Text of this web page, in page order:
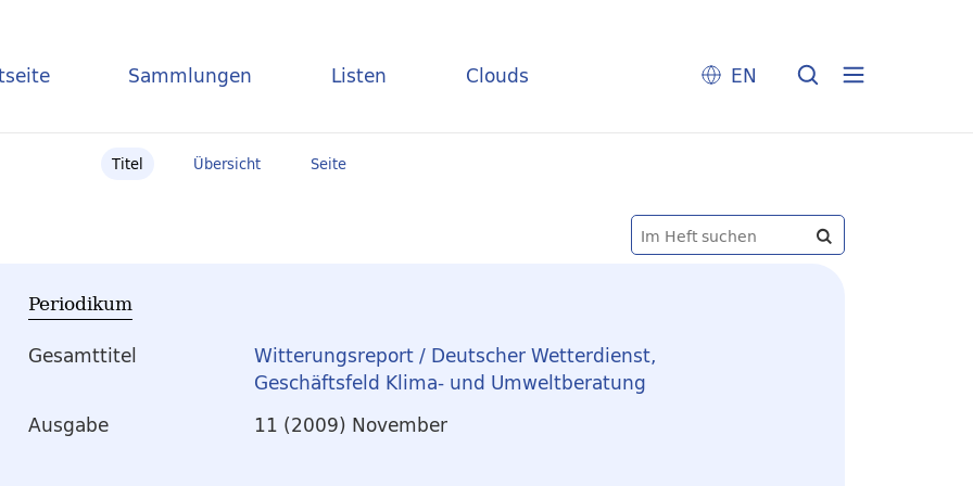
Sammlungen Listen Clouds EN
Titel Übersicht Seite
Periodikum
Gesamttitel
Witterungsreport / Deutscher Wetterdienst,
Geschäftsfeld Klima- und Umweltberatung
Ausgabe
11 (2009) November